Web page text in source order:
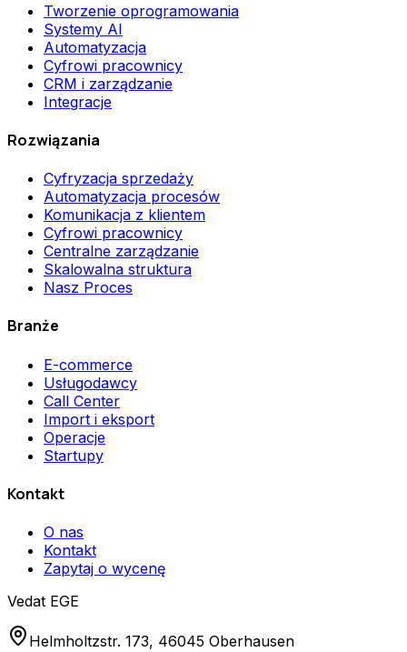
Tworzenie oprogramowania
Systemy AI
Automatyzacja
Cyfrowi pracownicy
CRM i zarządzanie
Integracje
Rozwiązania
Cyfryzacja sprzedaży
Automatyzacja procesów
Komunikacja z klientem
Cyfrowi pracownicy
Centralne zarządzanie
Skalowalna struktura
Nasz Proces
Branże
E-commerce
Usługodawcy
Call Center
Import i eksport
Operacje
Startupy
Kontakt
O nas
Kontakt
Zapytaj o wycenę
Vedat EGE
Helmholtzstr. 173, 46045 Oberhausen